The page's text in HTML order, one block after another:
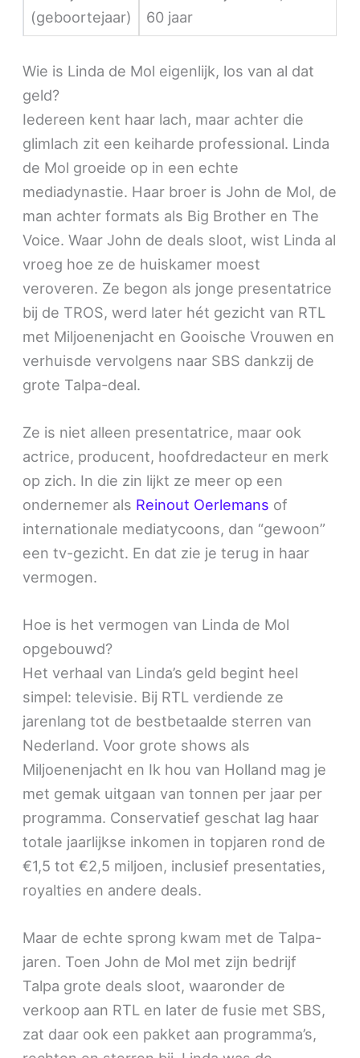
(geboortejaar)
60 jaar
Wie is Linda de Mol eigenlijk, los van al dat
geld?
Iedereen kent haar lach, maar achter die
glimlach zit een keiharde professional. Linda
de Mol groeide op in een echte
mediadynastie. Haar broer is John de Mol, de
man achter formats als Big Brother en The
Voice. Waar John de deals sloot, wist Linda al
vroeg hoe ze de huiskamer moest
veroveren. Ze begon als jonge presentatrice
bij de TROS, werd later hét gezicht van RTL
met Miljoenenjacht en Gooische Vrouwen en
verhuisde vervolgens naar SBS dankzij de
grote Talpa-deal.
Ze is niet alleen presentatrice, maar ook
actrice, producent, hoofdredacteur en merk
op zich. In die zin lijkt ze meer op een
ondernemer als Reinout Oerlemans of
internationale mediatycoons, dan “gewoon”
een tv-gezicht. En dat zie je terug in haar
vermogen.
Hoe is het vermogen van Linda de Mol
opgebouwd?
Het verhaal van Linda’s geld begint heel
simpel: televisie. Bij RTL verdiende ze
jarenlang tot de bestbetaalde sterren van
Nederland. Voor grote shows als
Miljoenenjacht en Ik hou van Holland mag je
met gemak uitgaan van tonnen per jaar per
programma. Conservatief geschat lag haar
totale jaarlijkse inkomen in topjaren rond de
€1,5 tot €2,5 miljoen, inclusief presentaties,
royalties en andere deals.
Maar de echte sprong kwam met de Talpa-
jaren. Toen John de Mol met zijn bedrijf
Talpa grote deals sloot, waaronder de
verkoop aan RTL en later de fusie met SBS,
zat daar ook een pakket aan programma’s,